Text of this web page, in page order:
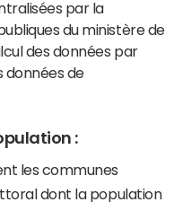
par la
du ministère de
des données par
données de
:
les communes
dont la population